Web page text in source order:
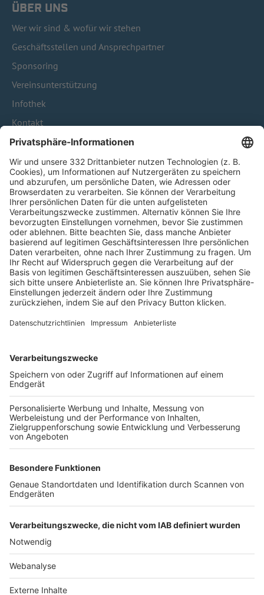
ÜBER UNS
Wer wir sind & wofür wir stehen
Geschäftsstellen und Ansprechpartner
Sponsoring
Vereinsunterstützung
Infothek
Kontakt
HÄUFIG BESUCHTE SEITEN
Pässe und Vereinswechsel
Trainerausbildung
Schulungsangebot Vereinsmitarbeiter
BFV-Geschäftsstellen
Trainerbörse
Login SpielPlus
FOLGE DEM BFV
TOP-VEREINE
TOP-PARTNER
Nutzungsbedingungen Datenschutz Impressum